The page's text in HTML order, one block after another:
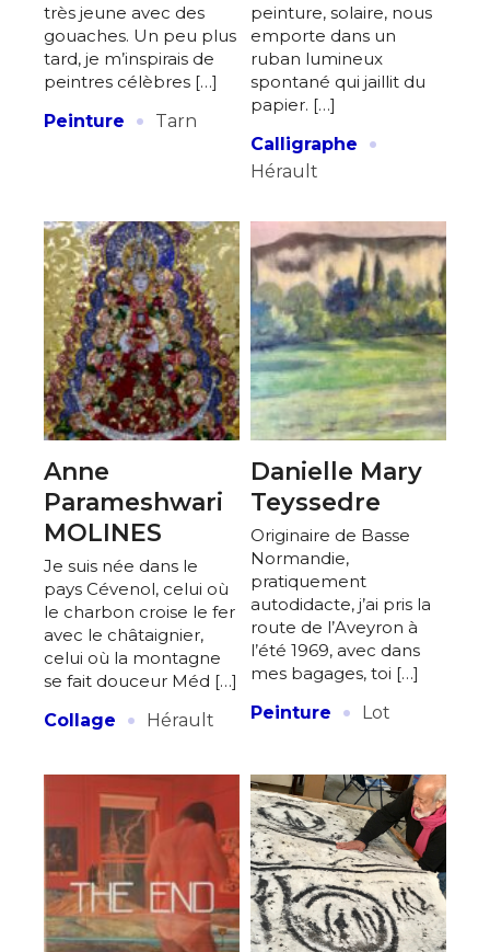
très jeune avec des
gouaches. Un peu plus
tard, je m’inspirais de
peintres célèbres […]
Peinture
· Tarn
peinture, solaire, nous
emporte dans un
ruban lumineux
spontané qui jaillit du
papier. […]
Calligraphe
·
Hérault
Anne
Parameshwari
MOLINES
Je suis née dans le
pays Cévenol, celui où
le charbon croise le fer
avec le châtaignier,
celui où la montagne
se fait douceur Méd […]
Collage
· Hérault
Danielle Mary
Teyssedre
Originaire de Basse
Normandie,
pratiquement
autodidacte, j’ai pris la
route de l’Aveyron à
l’été 1969, avec dans
mes bagages, toi […]
Peinture
· Lot